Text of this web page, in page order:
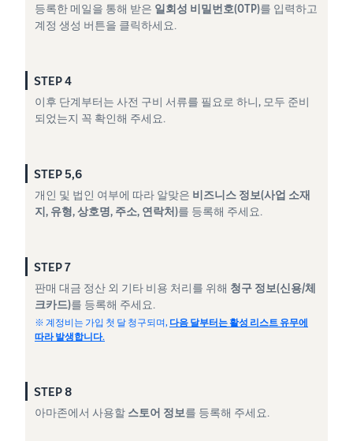
등록한 메일을 통해 받은 일회성 비밀번호(OTP)를 입력하고
계정 생성 버튼을 클릭하세요.
STEP 4
이후 단계부터는 사전 구비 서류를 필요로 하니, 모두 준비
되었는지 꼭 확인해 주세요.
STEP 5,6
개인 및 법인 여부에 따라 알맞은 비즈니스 정보(사업 소재
지, 유형, 상호명, 주소, 연락처)를 등록해 주세요.
STEP 7
판매 대금 정산 외 기타 비용 처리를 위해 청구 정보(신용/체
크카드)를 등록해 주세요.
※ 계정비는 가입 첫 달 청구되며, 다음 달부터는 활성 리스트 유무에
따라 발생합니다.
STEP 8
아마존에서 사용할 스토어 정보를 등록해 주세요.